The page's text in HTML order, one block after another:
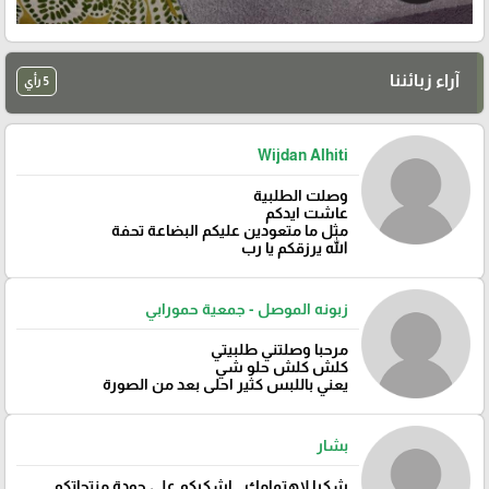
آراء زبائننا 5 رأي
Wijdan Alhiti
وصلت الطلبية
عاشت ايدكم
مثل ما متعودين عليكم البضاعة تحفة
الله يرزقكم يا رب
زبونه الموصل - جمعية حمورابي
مرحبا وصلتني طلبيتي
كلش كلش حلو شي
يعني باللبس كثير احلى بعد من الصورة
بشار
شكرا لاهتمامك ..اشكركم على جودة منتجاتكم